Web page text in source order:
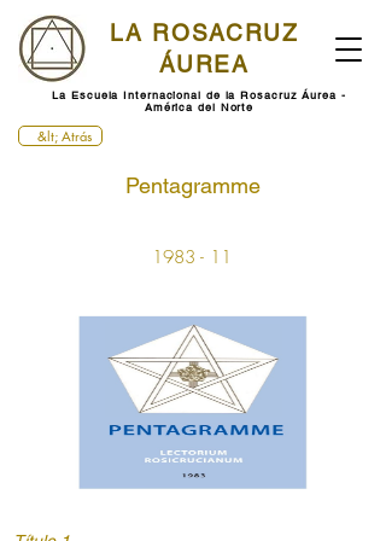
LA ROSACRUZ
ÁUREA
La Escuela Internacional de la Rosacruz Áurea -
América del Norte
&lt; Atrás
Pentagramme
1983 - 11